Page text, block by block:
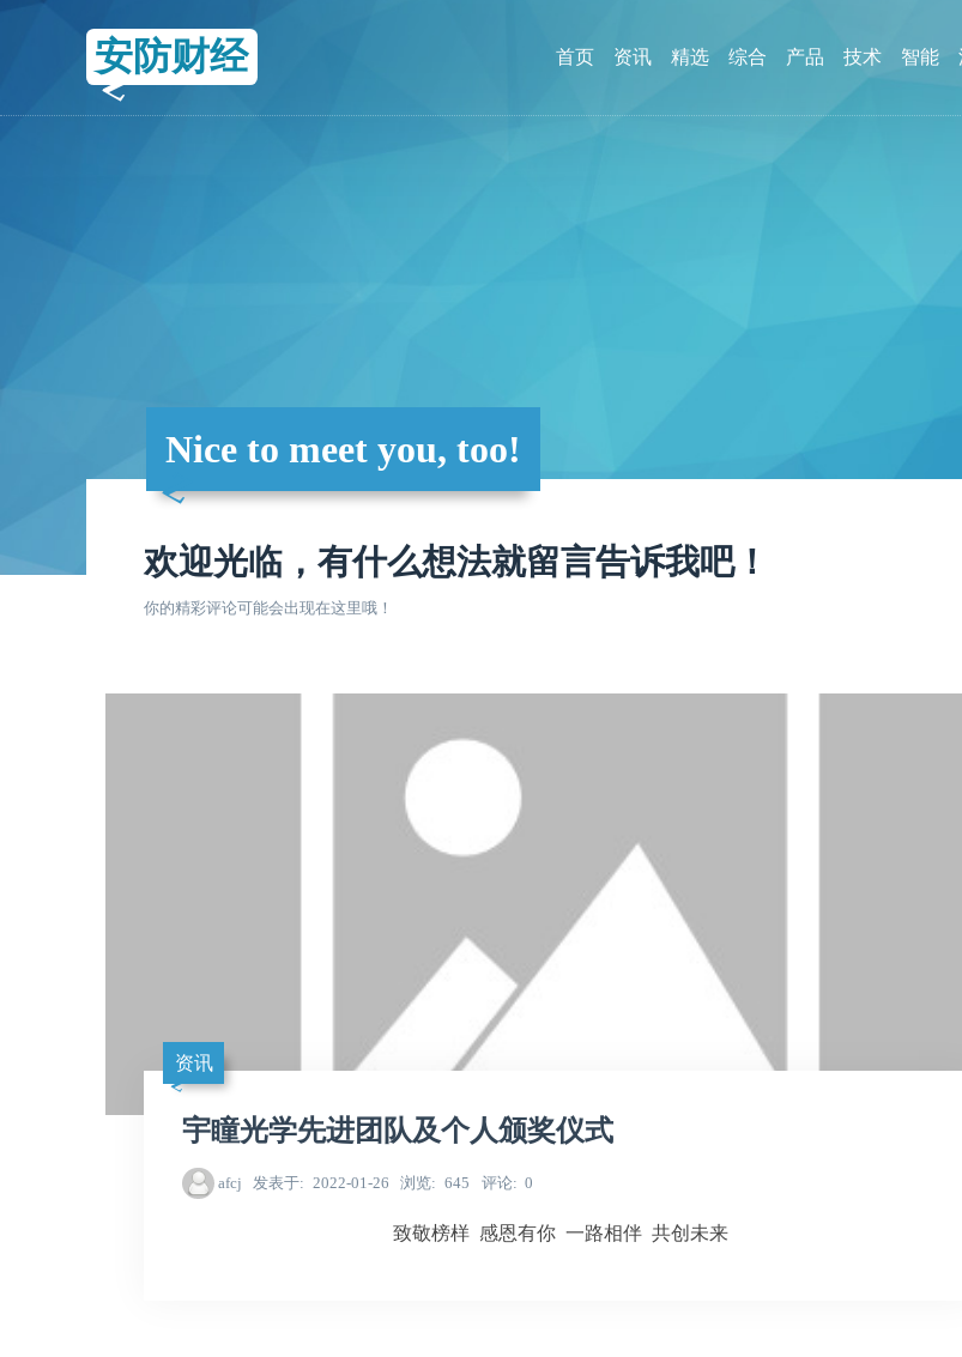
安防财经 首页 资讯 精选 综合 产品 技术 智能
Nice to meet you, too!
欢迎光临，有什么想法就留言告诉我吧！
你的精彩评论可能会出现在这里哦！
资讯
宇瞳光学先进团队及个人颁奖仪式
afcj 发表于 2022-01-26 浏览 645 评论 0
致敬榜样 感恩有你 一路相伴 共创未来